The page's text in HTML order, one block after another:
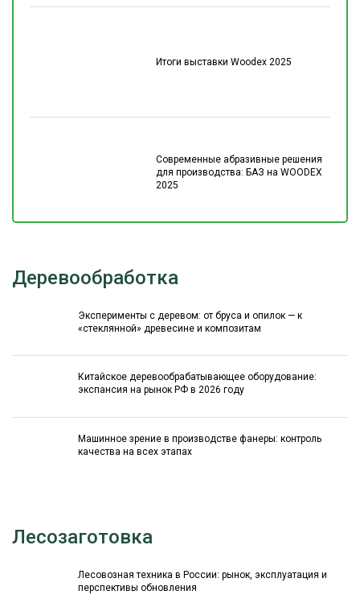
Итоги выставки Woodex 2025
Современные абразивные решения
для производства: БАЗ на WOODEX
2025
Деревообработка
Эксперименты с деревом: от бруса и опилок — к
«стеклянной» древесине и композитам
Китайское деревообрабатывающее оборудование:
экспансия на рынок РФ в 2026 году
Машинное зрение в производстве фанеры: контроль
качества на всех этапах
Лесозаготовка
Лесовозная техника в России: рынок, эксплуатация и
перспективы обновления